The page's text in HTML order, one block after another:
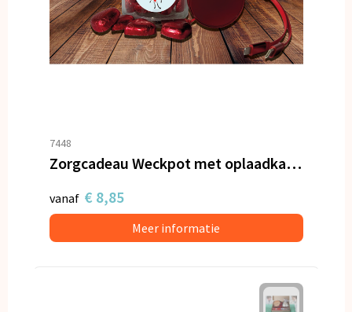
7448
Zorgcadeau Weckpot met oplaadkabel en hartjes
vanaf € 8,85
Meer informatie